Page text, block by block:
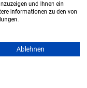
und Ihnen ein
Informationen zu den von
Ablehnen